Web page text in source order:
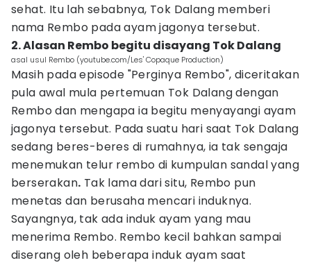
sehat. Itu lah sebabnya, Tok Dalang memberi
nama Rembo pada ayam jagonya tersebut.
2. Alasan Rembo begitu disayang Tok Dalang
asal usul Rembo (youtube.com/Les' Copaque Production)
Masih pada episode "Perginya Rembo", diceritakan
pula awal mula pertemuan Tok Dalang dengan
Rembo dan mengapa ia begitu menyayangi ayam
jagonya tersebut. Pada suatu hari saat Tok Dalang
sedang beres-beres di rumahnya, ia tak sengaja
menemukan telur rembo di kumpulan sandal yang
berserakan. Tak lama dari situ, Rembo pun
menetas dan berusaha mencari induknya.
Sayangnya, tak ada induk ayam yang mau
menerima Rembo. Rembo kecil bahkan sampai
diserang oleh beberapa induk ayam saat